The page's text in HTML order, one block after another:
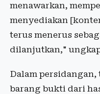
menawarkan,
menyediakan
terus menerus
dilanjutkan,"
Dalam
barang bukti dari